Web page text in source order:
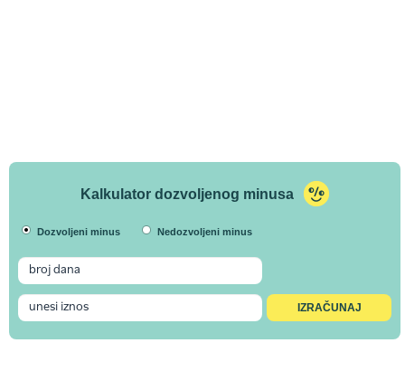
Kalkulator dozvoljenog minusa
Dozvoljeni minus Nedozvoljeni minus